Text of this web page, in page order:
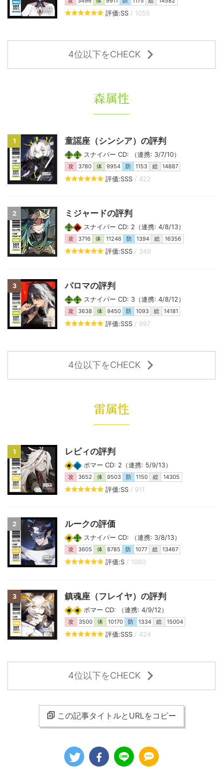
評価:SS / 1055
4位以下をCHECK
森属性
1 童謡座（シンシア）の評判
スナイパー CD: （連携: 3/7/10）
攻 3780 体 9954 防 1153 総 14887
評価:SSS / 422
2 ミジャードの評判
スナイパー CD: 2（連携: 4/8/13）
攻 3716 体 11246 防 1394 総 16356
評価:SSS / 349
3 パロマの評判
スナイパー CD: 3（連携: 4/8/12）
攻 3638 体 9450 防 1093 総 14181
評価:SSS / 997
4位以下をCHECK
雷属性
1 レビィの評判
ボマー CD: 2（連携: 5/9/13）
攻 3652 体 9503 防 1150 総 14305
評価:SS / 911
2 ルークの評価
スナイパー CD: （連携: 3/8/13）
攻 3605 体 8785 防 1077 総 13467
評価:S / 1060
3 鎮魂座（フレイヤ）の評判
ボマー CD: （連携: 4/9/12）
攻 3500 体 10170 防 1334 総 15004
評価:SSS / 424
4位以下をCHECK
この記事タイトルとURLをコピー